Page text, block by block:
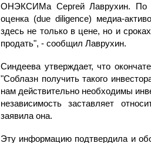
ОНЭКСИМа Сергей Лаврухин. По
оценка (due diligence) медиа-
здесь не только в цене, но и
продать", - сообщил Лаврухин.
Синдеева утверждает, что
"Соблазн получить такого
нам действительно необходимы
независимость заставляет
заявила она.
Эту информацию подтвердила и